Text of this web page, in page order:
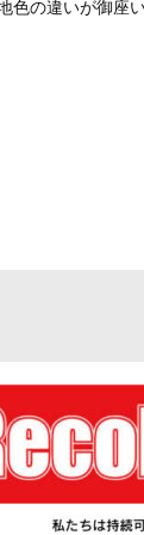
色の違いが御座